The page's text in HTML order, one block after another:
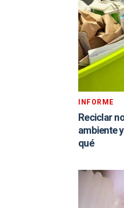
INFORME
Reciclar
ambiente
qué